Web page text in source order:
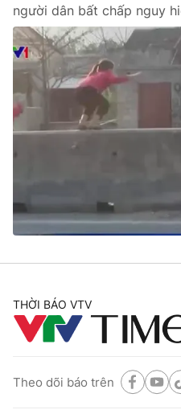
Pháp luật
Y tế
Thế giới
Tin tức
Câu chuyện quốc tế
Tài chính
Thị trường
Góc doanh nghiệp
Dữ liệu và đời sống
Truyền hình
Phim VTV
Hậu trường
Giải trí
Điện ảnh
Âm nhạc
Du lịch
người dân bất chấp nguy
THỜI BÁO VTV
Theo dõi báo trên